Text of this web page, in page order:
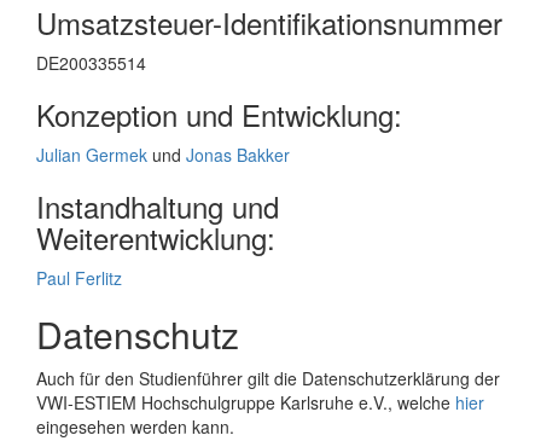
Umsatzsteuer-Identifikationsnummer
DE200335514
Konzeption und Entwicklung:
Julian Germek und Jonas Bakker
Instandhaltung und
Weiterentwicklung:
Paul Ferlitz
Datenschutz
Auch für den Studienführer gilt die Datenschutzerklärung der
VWI-ESTIEM Hochschulgruppe Karlsruhe e.V., welche hier
eingesehen werden kann.